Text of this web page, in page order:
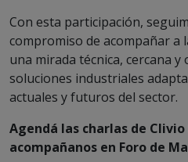
Con esta participación,
compromiso de acompañar a
una mirada técnica, cercana
soluciones industriales
actuales y futuros del sector.
Agendá las charlas de
acompañanos en Foro de